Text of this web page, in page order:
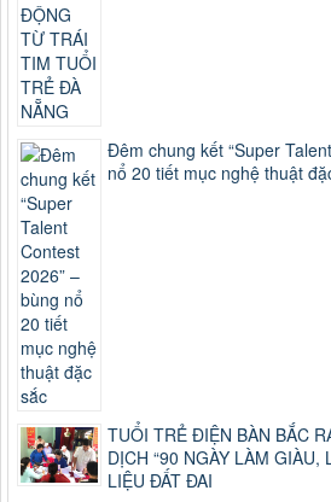
Đêm chung kết “Super
nổ 20 tiết mục nghệ thuật
TUỔI TRẺ ĐIỆN BÀN BẮC
DỊCH “90 NGÀY LÀM
LIỆU ĐẤT ĐAI